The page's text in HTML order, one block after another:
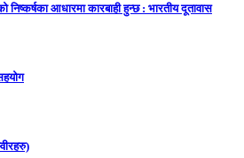
आधारमा कारबाही हुन्छ : भारतीय दूतावास